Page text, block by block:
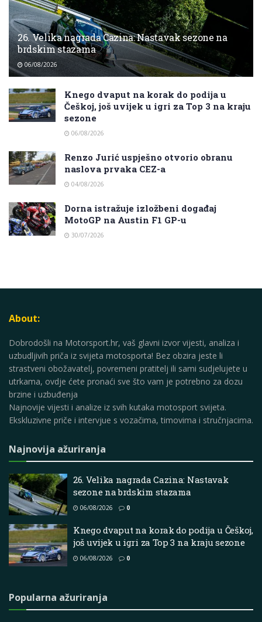
26. Velika nagrada Cazina: Nastavak sezone na
brdskim stazama
06/08/2026
Knego dvaput na korak do podija u
Češkoj, još uvijek u igri za Top 3 na kraju
sezone
06/08/2026
Renzo Jurić uspješno otvorio obranu
naslova prvaka CEZ-a
04/08/2026
Dorna istražuje izložbeni događaj
MotoGP na Austin F1 GP-u
30/07/2026
About:
Dobrodošli na Motorsport.hr, vaš glavni izvor vijesti, analiza i
uzbudljivih priča iz svijeta motosporta! Bez obzira jeste li
strastveni obožavatelj, povremeni pratitelj ili sami sudjelujete u
utrkama, ovdje ćete pronaći sve što vam je potrebno za dozu
brzine i uzbuđenja
Najnovije vijesti i analize iz svih kutaka motosport svijeta.
Ekskluzivne priče i intervjue s vozačima, timovima i stručnjacima.
Najnovija ažuriranja
26. Velika nagrada Cazina: Nastavak
sezone na brdskim stazama
06/08/2026 0
Knego dvaput na korak do podija u Češkoj,
još uvijek u igri za Top 3 na kraju sezone
06/08/2026 0
Popularna ažuriranja